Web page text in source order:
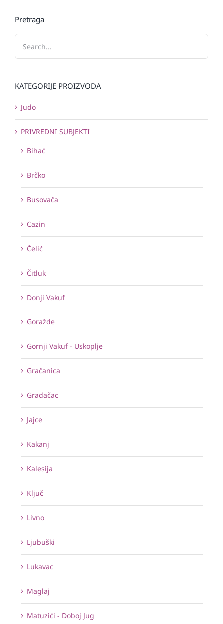
Pretraga
KATEGORIJE PROIZVODA
Judo
PRIVREDNI SUBJEKTI
Bihać
Brčko
Busovača
Cazin
Čelić
Čitluk
Donji Vakuf
Goražde
Gornji Vakuf - Uskoplje
Gračanica
Gradačac
Jajce
Kakanj
Kalesija
Ključ
Livno
Ljubuški
Lukavac
Maglaj
Matuzići - Doboj Jug